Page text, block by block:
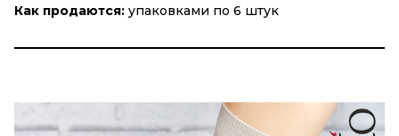
Как продаются: упаковками по 6 штук